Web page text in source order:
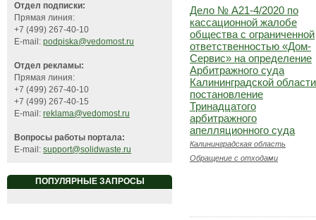
Отдел подписки:
Прямая линия:
+7 (499) 267-40-10
E-mail: podpiska@vedomost.ru
Отдел рекламы:
Прямая линия:
+7 (499) 267-40-10
+7 (499) 267-40-15
E-mail: reklama@vedomost.ru
Вопросы работы портала:
E-mail: support@solidwaste.ru
ПОПУЛЯРНЫЕ ЗАПРОСЫ
Дело № А21-4/2020 по
кассационной жалобе
общества с ограниченной
ответственностью «Дом-
Сервис» на определение
Арбитражного суда
Калининградской
постановление
Тринадцатого
арбитражного
апелляционного суда
Калининградская область
Обращение с отходами